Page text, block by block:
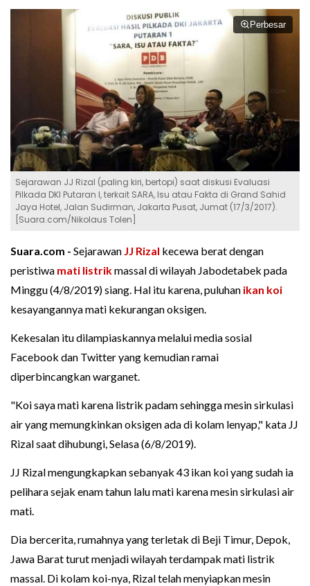
Perbesar
Sejarawan JJ Rizal (paling kiri, bertopi) saat diskusi Evaluasi
Pilkada DKI Putaran I, terkait SARA, Isu atau Fakta di Grand Sahid
Jaya Hotel, Jalan Sudirman, Jakarta Pusat, Jumat (17/3/2017).
[Suara.com/Nikolaus Tolen]
Suara.com - Sejarawan JJ Rizal kecewa berat dengan
peristiwa mati listrikmassal di wilayah Jabodetabek pada
Minggu (4/8/2019) siang. Hal itu karena, puluhan ikan koi
kesayangannya mati kekurangan oksigen.
Kekesalan itu dilampiaskannya melalui media sosial
Facebook dan Twitter yang kemudian ramai
diperbincangkan warganet.
"Koi saya mati karena listrik padam sehingga mesin sirkulasi
air yang memungkinkan oksigen ada di kolam lenyap," kata JJ
Rizal saat dihubungi, Selasa (6/8/2019).
JJ Rizal mengungkapkan sebanyak 43 ikan koi yang sudah ia
pelihara sejak enam tahun lalu mati karena mesin sirkulasi air
mati.
Dia bercerita, rumahnya yang terletak di Beji Timur, Depok,
Jawa Barat turut menjadi wilayah terdampak mati listrik
massal. Di kolam koi-nya, Rizal telah menyiapkan mesin